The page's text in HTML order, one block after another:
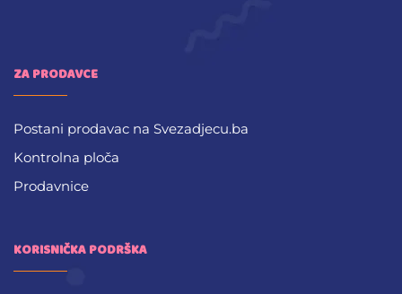
ZA PRODAVCE
Postani prodavac na Svezadjecu.ba
Kontrolna ploča
Prodavnice
KORISNIČKA PODRŠKA